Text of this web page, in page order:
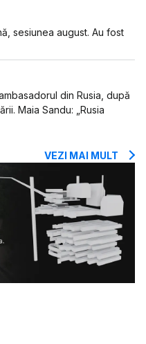
sesiunea august. Au fost
din Rusia, după
Maia Sandu: „Rusia
VEZI MAI MULT